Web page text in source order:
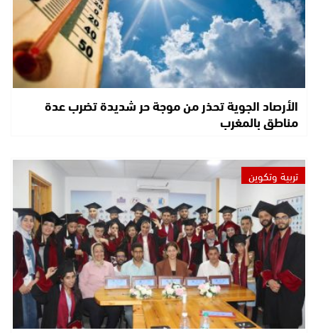
الأرصاد الجوية تحذر من موجة حر شديدة تضرب عدة
مناطق بالمغرب
تربية وتكوين